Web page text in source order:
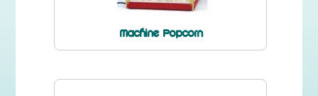
Machine Popcorn